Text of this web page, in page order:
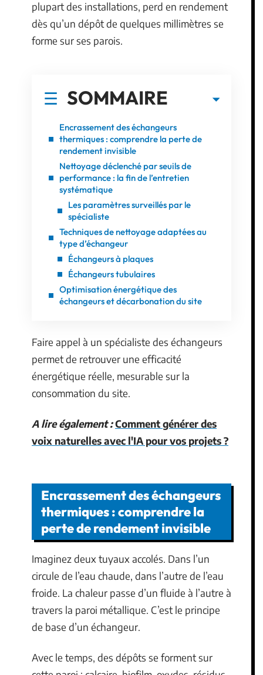
plupart des installations, perd en rendement
dès qu’un dépôt de quelques millimètres se
forme sur ses parois.
SOMMAIRE
Encrassement des échangeurs
thermiques : comprendre la perte de
rendement invisible
Nettoyage déclenché par seuils de
performance : la fin de l’entretien
systématique
Les paramètres surveillés par le
spécialiste
Techniques de nettoyage adaptées au
type d’échangeur
Échangeurs à plaques
Échangeurs tubulaires
Optimisation énergétique des
échangeurs et décarbonation du site
Faire appel à un spécialiste des échangeurs
permet de retrouver une efficacité
énergétique réelle, mesurable sur la
consommation du site.
A lire également :Comment générer des
voix naturelles avec l'IA pour vos projets ?
Encrassement des échangeurs
thermiques : comprendre la
perte de rendement invisible
Imaginez deux tuyaux accolés. Dans l’un
circule de l’eau chaude, dans l’autre de l’eau
froide. La chaleur passe d’un fluide à l’autre à
travers la paroi métallique. C’est le principe
de base d’un échangeur.
Avec le temps, des dépôts se forment sur